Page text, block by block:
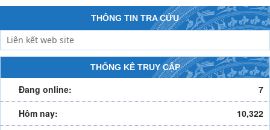
THÔNG TIN TRA CỨU
THỐNG KÊ TRUY CẬP
Đang online:
7
Hôm nay:
10,322